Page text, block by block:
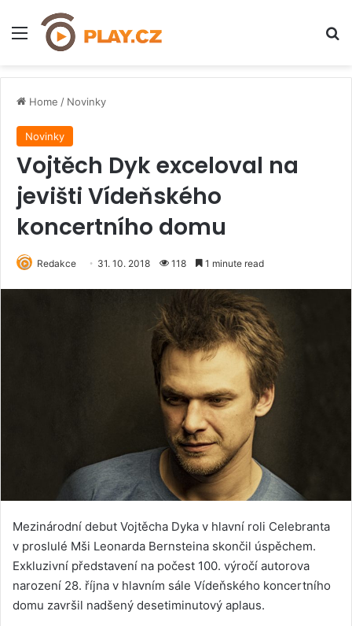
Menu
Home / Novinky
Novinky
Vojtěch Dyk exceloval na
jevišti Vídeňského
koncertního domu
Redakce 31. 10. 2018 118 1 minute read
Mezinárodní debut Vojtěcha Dyka v hlavní roli Celebranta
v proslulé Mši Leonarda Bernsteina skončil úspěchem.
Exkluzivní představení na počest 100. výročí autorova
narození 28. října v hlavním sále Vídeňského koncertního
domu završil nadšený desetiminutový aplaus.